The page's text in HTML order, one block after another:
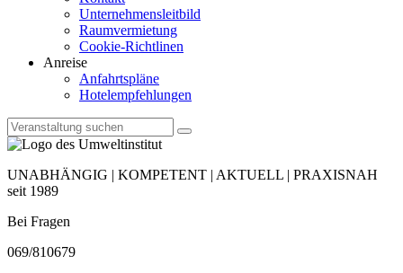
Unternehmensleitbild
Raumvermietung
Cookie-Richtlinen
Anreise
Anfahrtspläne
Hotelempfehlungen
UNABHÄNGIG | KOMPETENT | AKTUELL | PRAXISNAH
seit 1989
Bei Fragen
069/810679